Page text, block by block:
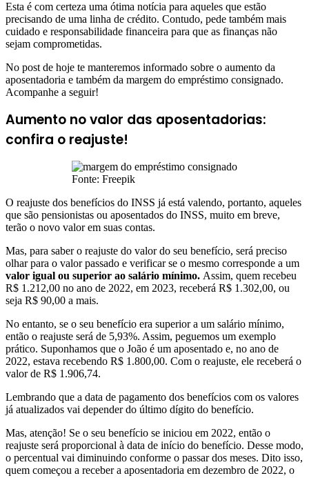
Esta é com certeza uma ótima notícia para aqueles que estão
precisando de uma linha de crédito. Contudo, pede também mais
cuidado e responsabilidade financeira para que as finanças não
sejam comprometidas.
No post de hoje te manteremos informado sobre o aumento da
aposentadoria e também da margem do empréstimo consignado.
Acompanhe a seguir!
Aumento no valor das aposentadorias:
confira o reajuste!
Fonte: Freepik
O reajuste dos benefícios do INSS já está valendo, portanto, aqueles
que são pensionistas ou aposentados do INSS, muito em breve,
terão o novo valor em suas contas.
Mas, para saber o reajuste do valor do seu benefício, será preciso
olhar para o valor passado e verificar se o mesmo corresponde a um
valor igual ou superior ao salário mínimo. Assim, quem recebeu
R$ 1.212,00 no ano de 2022, em 2023, receberá R$ 1.302,00, ou
seja R$ 90,00 a mais.
No entanto, se o seu benefício era superior a um salário mínimo,
então o reajuste será de 5,93%. Assim, peguemos um exemplo
prático. Suponhamos que o João é um aposentado e, no ano de
2022, estava recebendo R$ 1.800,00. Com o reajuste, ele receberá o
valor de R$ 1.906,74.
Lembrando que a data de pagamento dos benefícios com os valores
já atualizados vai depender do último dígito do benefício.
Mas, atenção! Se o seu benefício se iniciou em 2022, então o
reajuste será proporcional à data de início do benefício. Desse modo,
o percentual vai diminuindo conforme o passar dos meses. Dito isso,
quem começou a receber a aposentadoria em dezembro de 2022, o